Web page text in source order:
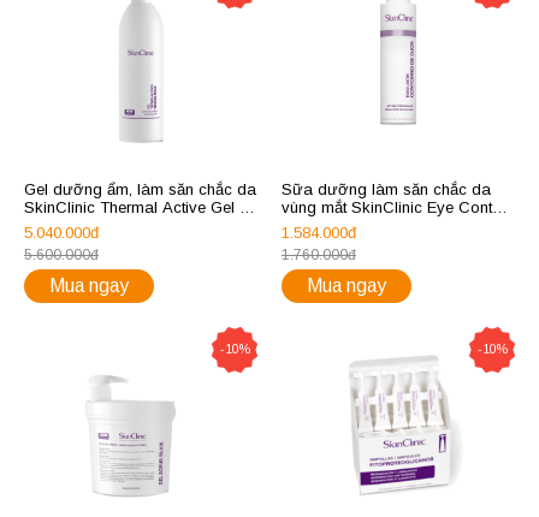
Gel dưỡng ẩm, làm săn chắc da
SkinClinic Thermal Active Gel for
Cold Therapy Waps
5.040.000đ
5.600.000đ
Mua ngay
Sữa dưỡng làm săn chắc da
vùng mắt SkinClinic Eye Contour
Emulsion
1.584.000đ
1.760.000đ
Mua ngay
-10% -10%